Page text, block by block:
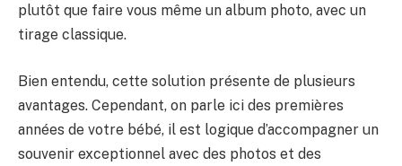
plutôt que faire vous même un album photo, avec un
tirage classique.
Bien entendu, cette solution présente de plusieurs
avantages. Cependant, on parle ici des premières
années de votre bébé, il est logique d’accompagner un
souvenir exceptionnel avec des photos et des